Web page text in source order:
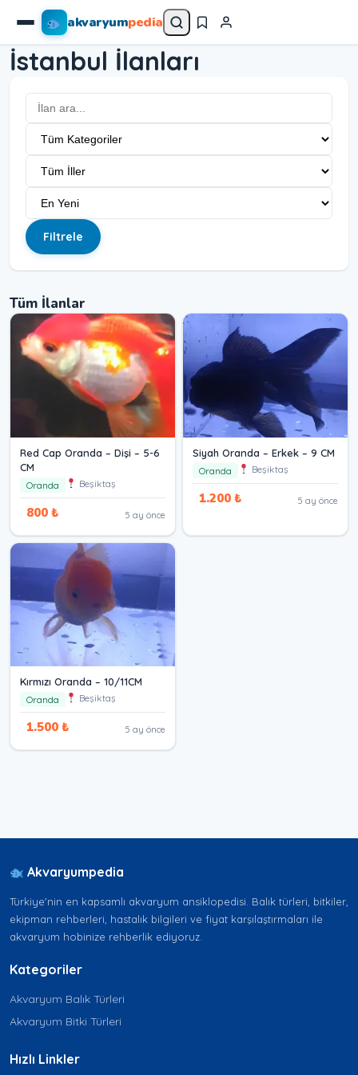
akvaryumpedia
İstanbul İlanları
Filtrele
Tüm İlanlar
Red Cap Oranda – Dişi – 5-6
CM
Oranda Beşiktaş
800 ₺ 5 ay önce
Siyah Oranda – Erkek – 9 CM
Oranda Beşiktaş
1.200 ₺ 5 ay önce
Kırmızı Oranda – 10/11CM
Oranda Beşiktaş
1.500 ₺ 5 ay önce
Akvaryumpedia
Türkiye'nin en kapsamlı akvaryum ansiklopedisi. Balık türleri, bitkiler,
ekipman rehberleri, hastalık bilgileri ve fiyat karşılaştırmaları ile
akvaryum hobinize rehberlik ediyoruz.
Kategoriler
Akvaryum Balık Türleri
Akvaryum Bitki Türleri
Hızlı Linkler